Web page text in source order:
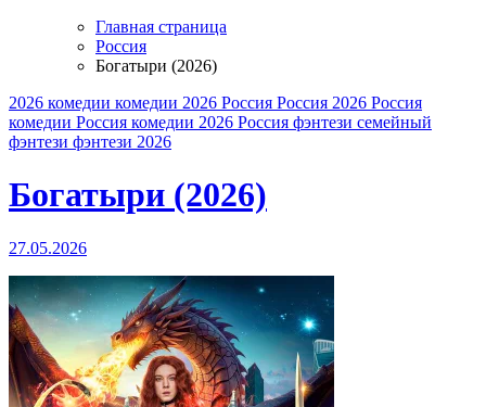
Главная страница
Россия
Богатыри (2026)
2026 комедии комедии 2026 Россия Россия 2026 Россия
комедии Россия комедии 2026 Россия фэнтези семейный
фэнтези фэнтези 2026
Богатыри (2026)
27.05.2026